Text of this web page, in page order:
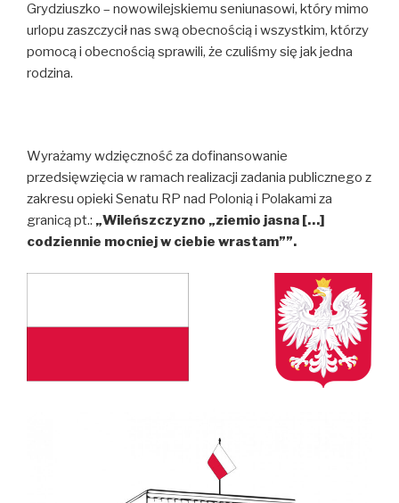
Grydziuszko – nowowilejskiemu seniunasowi, który mimo
urlopu zaszczycił nas swą obecnością i wszystkim, którzy
pomocą i obecnością sprawili, że czuliśmy się jak jedna
rodzina.
Wyrażamy wdzięczność za dofinansowanie
przedsięwzięcia w ramach realizacji zadania publicznego z
zakresu opieki Senatu RP nad Polonią i Polakami za
granicą pt.: „Wileńszczyzno „ziemio jasna […]
codziennie mocniej w ciebie wrastam””.